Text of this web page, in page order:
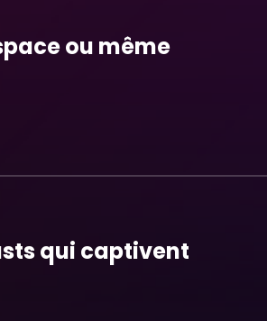
ou même
qui captivent